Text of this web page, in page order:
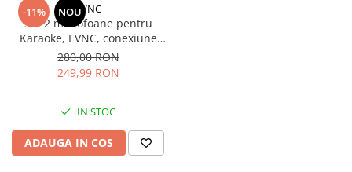
-11% NOUEVNC
Set 2 microfoane pentru
Karaoke, EVNC, conexiune
Bluetooth
280,00 RON
249,99 RON
IN STOC
ADAUGA IN COS